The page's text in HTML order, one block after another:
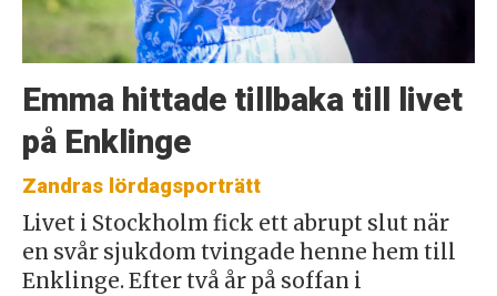
Emma hittade tillbaka till livet
på Enklinge
Zandras lördagsporträtt
Livet i Stockholm fick ett abrupt slut när
en svår sjukdom tvingade henne hem till
Enklinge. Efter två år på soffan i